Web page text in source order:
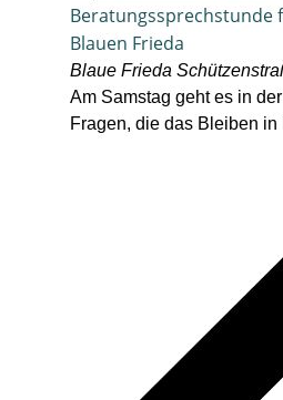
Beratungssprechstunde
Blauen Frieda
Blaue Frieda
Am Samstag geht es in
Fragen, die das Bleiben